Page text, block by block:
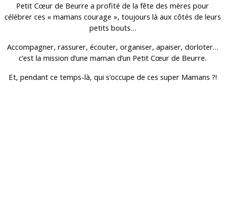
Petit Cœur de Beurre a profité de la fête des mères pour
célébrer ces « mamans courage », toujours là aux côtés de leurs
petits bouts…
Accompagner, rassurer, écouter, organiser, apaiser, dorloter…
c’est la mission d’une maman d’un Petit Cœur de Beurre.
Et, pendant ce temps-là, qui s’occupe de ces super Mamans ?!